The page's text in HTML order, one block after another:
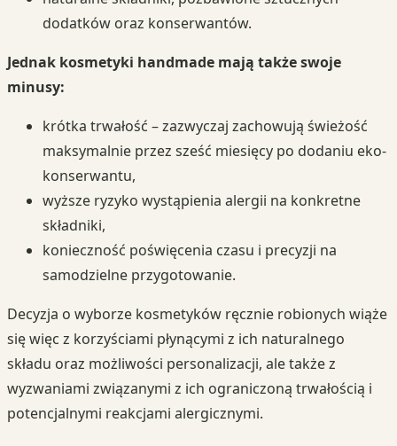
dodatków oraz konserwantów.
Jednak kosmetyki handmade mają także swoje
minusy:
krótka trwałość – zazwyczaj zachowują świeżość
maksymalnie przez sześć miesięcy po dodaniu eko-
konserwantu,
wyższe ryzyko wystąpienia alergii na konkretne
składniki,
konieczność poświęcenia czasu i precyzji na
samodzielne przygotowanie.
Decyzja o wyborze kosmetyków ręcznie robionych wiąże
się więc z korzyściami płynącymi z ich naturalnego
składu oraz możliwości personalizacji, ale także z
wyzwaniami związanymi z ich ograniczoną trwałością i
potencjalnymi reakcjami alergicznymi.